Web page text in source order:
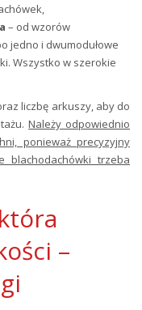
– od wzorów
jedno i dwumodułowe
Wszystko w szerokie
liczbę arkuszy, aby do
Należy odpowiednio
ponieważ precyzyjny
blachodachówki trzeba
–